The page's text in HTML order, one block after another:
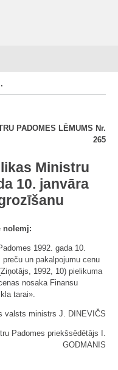
PADOMES LĒMUMS Nr.
265
Ministru
10. janvāra
nolemj:
1992. gada 10.
un pakalpojumu cenu
1992, 10) pielikuma
nosaka Finansu
tarai».
valsts ministrs J. DINEVIČS
Padomes priekšsēdētājs I.
GODMANIS